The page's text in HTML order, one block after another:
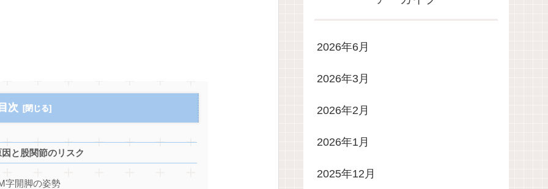
次
と股関節のリスク
字開脚の姿勢
2026年6月
2026年3月
2026年2月
2026年1月
2025年12月